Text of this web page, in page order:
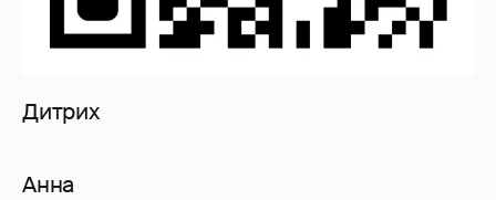
Дитрих
Aнна